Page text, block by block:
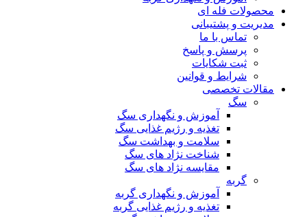
محصولات فله ای
مدیریت و پشتیبانی
تماس با ما
پرسش و پاسخ
ثبت شکایات
شرایط و قوانین
مقالات تخصصی
سگ
آموزش و نگهداری سگ
تغذیه و رژیم غذایی سگ
سلامت و بهداشت سگ
شناخت نژاد های سگ
مقایسه نژاد های سگ
گربه
آموزش و نگهداری گربه
تغذیه و رژیم غذایی گربه